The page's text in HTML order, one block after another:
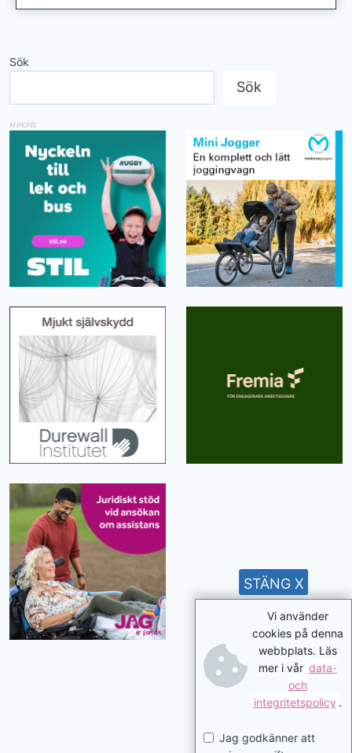
Sök
Sök
ANNONS
Vi använder
cookies på denna
webbplats. Läs
mer i vår data-
och
integritetspolicy .
Jag godkänner att
STÄNG X